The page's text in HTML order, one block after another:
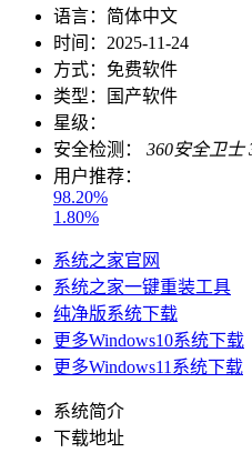
语言： 简体中文
时间： 2025-11-24
方式： 免费软件
类型：
国产软件
星级：
安全检测：
360安全卫士
用户推荐：
98.20%
1.80%
系统之家官网
系统之家一键重装工具
纯净版系统下载
更多Windows10系统下载
更多Windows11系统下载
系统简介
下载地址